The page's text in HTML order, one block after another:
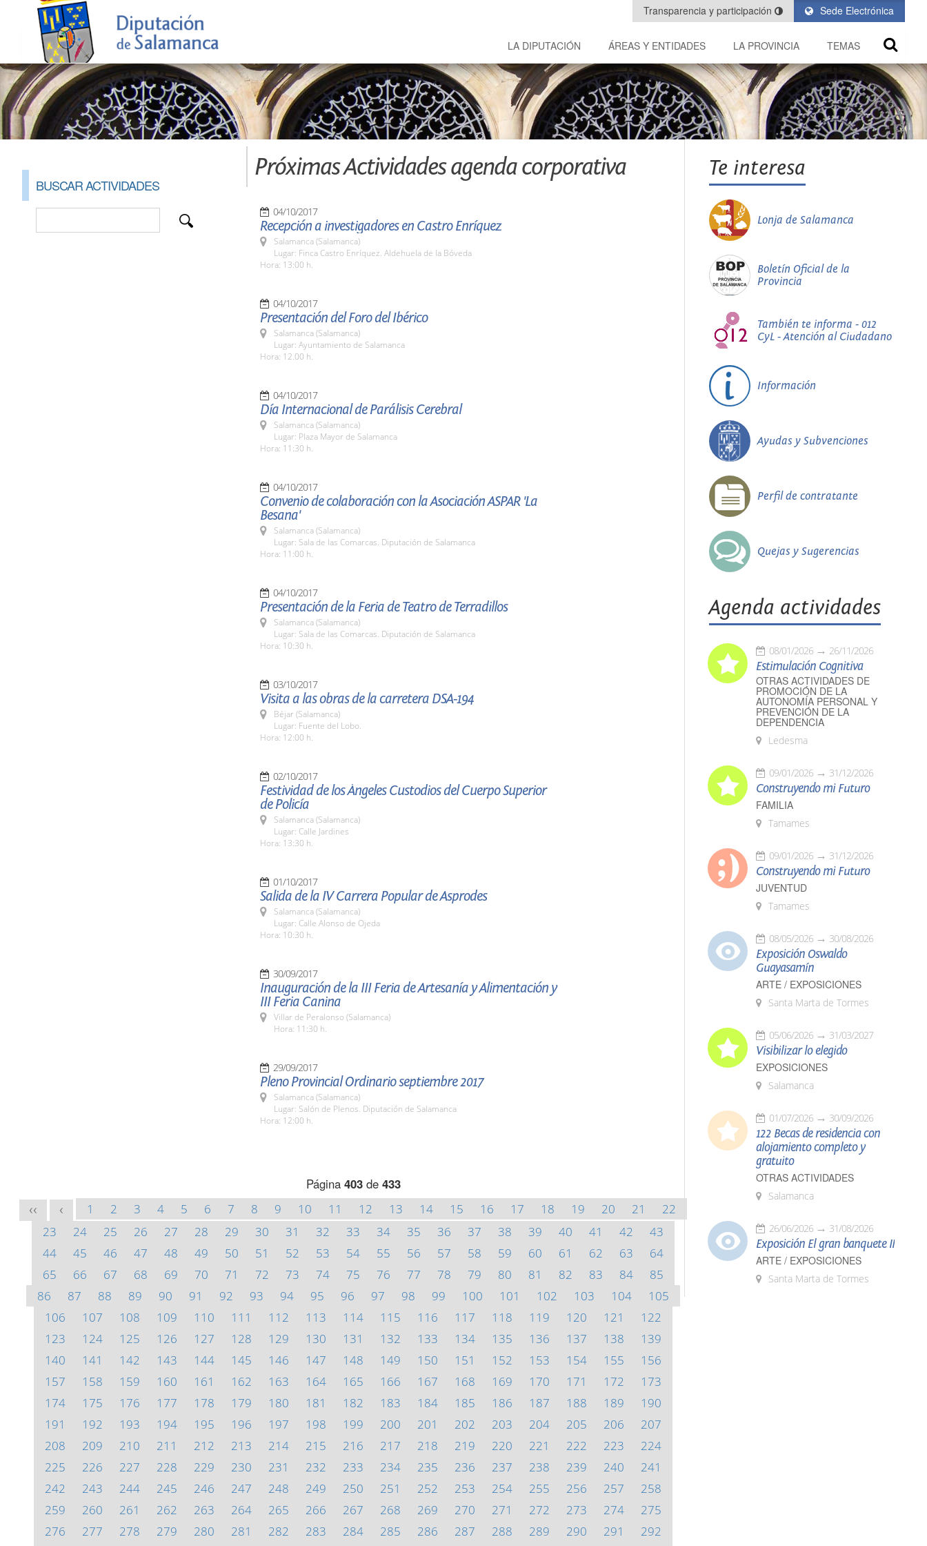
Sede Electrónica
Transparencia y participación
LA DIPUTACIÓN ÁREAS Y ENTIDADES LA PROVINCIA TEMAS
BUSCAR ACTIVIDADES
Próximas Actividades agenda corporativa
04/10/2017
Recepción a investigadores en Castro Enríquez
Salamanca (Salamanca)
Lugar: Finca Castro Enríquez. Aldehuela de la Bóveda
Hora: 13:00 h.
04/10/2017
Presentación del Foro del Ibérico
Salamanca (Salamanca)
Lugar: Ayuntamiento de Salamanca
Hora: 12.00 h.
04/10/2017
Día Internacional de Parálisis Cerebral
Salamanca (Salamanca)
Lugar: Plaza Mayor de Salamanca
Hora: 11:30 h.
04/10/2017
Convenio de colaboración con la Asociación ASPAR 'La
Besana'
Salamanca (Salamanca)
Lugar: Sala de las Comarcas. Diputación de Salamanca
Hora: 11:00 h.
04/10/2017
Presentación de la Feria de Teatro de Terradillos
Salamanca (Salamanca)
Lugar: Sala de las Comarcas. Diputación de Salamanca
Hora: 10:30 h.
03/10/2017
Visita a las obras de la carretera DSA-194
Béjar (Salamanca)
Lugar: Fuente del Lobo.
Hora: 12:00 h.
02/10/2017
Festividad de los Ángeles Custodios del Cuerpo Superior
de Policía
Salamanca (Salamanca)
Lugar: Calle Jardines
Hora: 13:30 h.
01/10/2017
Salida de la IV Carrera Popular de Asprodes
Salamanca (Salamanca)
Lugar: Calle Alonso de Ojeda
Hora: 10:30 h.
30/09/2017
Inauguración de la III Feria de Artesanía y Alimentación y
III Feria Canina
Villar de Peralonso (Salamanca)
Hora: 11:30 h.
29/09/2017
Pleno Provincial Ordinario septiembre 2017
Salamanca (Salamanca)
Lugar: Salón de Plenos. Diputación de Salamanca
Hora: 12:00 h.
Página 403de 433
<< < 1 2 3 4 5 6 7 8 9 10 11 12 13 14 15 16 17 18 19 20 21
22
23
24 25 26 27 28 29 30 31 32 33 34 35 36 37 38 39 40 41 42
43
44
45 46 47 48 49 50 51 52 53 54 55 56 57 58 59 60 61 62 63
64
65
66 67 68 69 70 71 72 73 74 75 76 77 78 79 80 81 82 83 84
85
86
87 88 89 90 91 92 93 94 95 96 97 98 99 100 101 102 103 104
105
106
107 108 109 110 111 112 113 114 115 116 117 118 119 120 121
122
123
124 125 126 127 128 129 130 131 132 133 134 135 136 137 138
139
140
141 142 143 144 145 146 147 148 149 150 151 152 153 154 155
156
157
158 159 160 161 162 163 164 165 166 167 168 169 170 171 172
173
174
175 176 177 178 179 180 181 182 183 184 185 186 187 188 189
190
191
192 193 194 195 196 197 198 199 200 201 202 203 204 205 206
207
208
209 210 211 212 213 214 215 216 217 218 219 220 221 222 223
224
225
226 227 228 229 230 231 232 233 234 235 236 237 238 239 240
241
242
243 244 245 246 247 248 249 250 251 252 253 254 255 256 257
258
259
260 261 262 263 264 265 266 267 268 269 270 271 272 273 274
275
276
277 278 279 280 281 282 283 284 285 286 287 288 289 290 291
292
Te interesa
Lonja de Salamanca
Boletín Oficial de la
Provincia
También te informa - 012
CyL - Atención al Ciudadano
Información
Ayudas y Subvenciones
Perfil de contratante
Quejas y Sugerencias
Agenda actividades
08/01/2026 26/11/2026
Estimulación Cognitiva
OTRAS ACTIVIDADES DE
PROMOCIÓN DE LA
AUTONOMÍA PERSONAL Y
PREVENCIÓN DE LA
DEPENDENCIA
Ledesma
09/01/2026 31/12/2026
Construyendo mi Futuro
FAMILIA
Tamames
09/01/2026 31/12/2026
Construyendo mi Futuro
JUVENTUD
Tamames
08/05/2026 30/08/2026
Exposición Oswaldo
Guayasamín
ARTE / EXPOSICIONES
Santa Marta de Tormes
05/06/2026 31/03/2027
Visibilizar lo elegido
EXPOSICIONES
Salamanca
01/07/2026 30/09/2026
122 Becas de residencia con
alojamiento completo y
gratuito
OTRAS ACTIVIDADES
Salamanca
26/06/2026 31/08/2026
Exposición El gran banquete II
ARTE / EXPOSICIONES
Santa Marta de Tormes